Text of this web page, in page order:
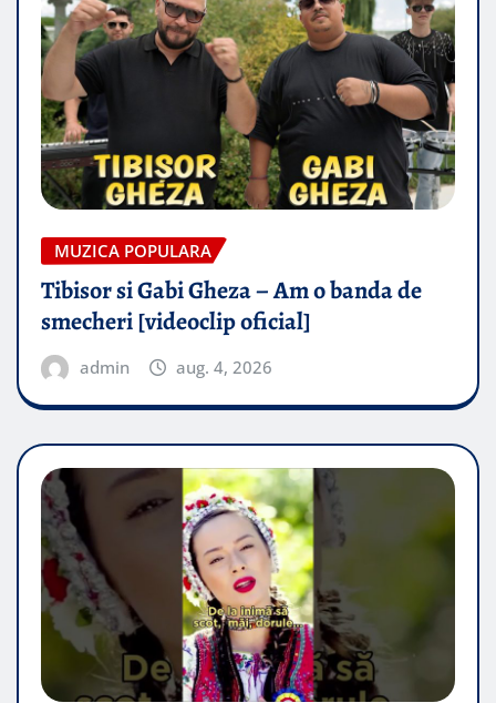
MUZICA POPULARA
Tibisor si Gabi Gheza – Am o banda de
smecheri [videoclip oficial]
admin aug. 4, 2026